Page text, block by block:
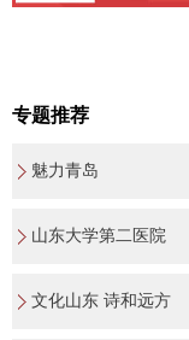
专题推荐
魅力青岛
山东大学第二医院
文化山东 诗和远方